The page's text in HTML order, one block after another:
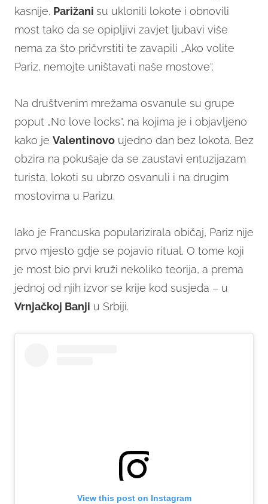
kasnije. Parižani su uklonili lokote i obnovili
most tako da se opipljivi zavjet ljubavi više
nema za što pričvrstiti te zavapili „Ako volite
Pariz, nemojte uništavati naše mostove“.
Na društvenim mrežama osvanule su grupe
poput „No love locks“, na kojima je i objavljeno
kako je Valentinovo ujedno dan bez lokota. Bez
obzira na pokušaje da se zaustavi entuzijazam
turista, lokoti su ubrzo osvanuli i na drugim
mostovima u Parizu.
Iako je Francuska popularizirala običaj, Pariz nije
prvo mjesto gdje se pojavio ritual. O tome koji
je most bio prvi kruži nekoliko teorija, a prema
jednoj od njih izvor se krije kod susjeda – u
Vrnjačkoj Banji u Srbiji.
View this post on Instagram